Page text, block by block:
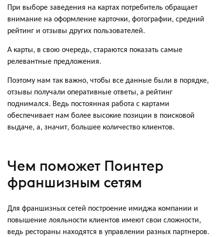
При выборе заведения на картах потребитель обращает
внимание на оформление карточки, фотографии, средний
рейтинг и отзывы других пользователей.
А карты, в свою очередь, стараются показать самые
релевантные предложения.
Поэтому нам так важно, чтобы все данные были в порядке,
отзывы получали оперативные ответы, а рейтинг
поднимался. Ведь постоянная работа с картами
обеспечивает нам более высокие позиции в поисковой
выдаче, а, значит, большее количество клиентов.
Чем поможет Поинтер
франшизным сетям
Для франшизных сетей построение имиджа компании и
повышение лояльности клиентов имеют свои сложности,
ведь рестораны находятся в управлении разных партнеров.